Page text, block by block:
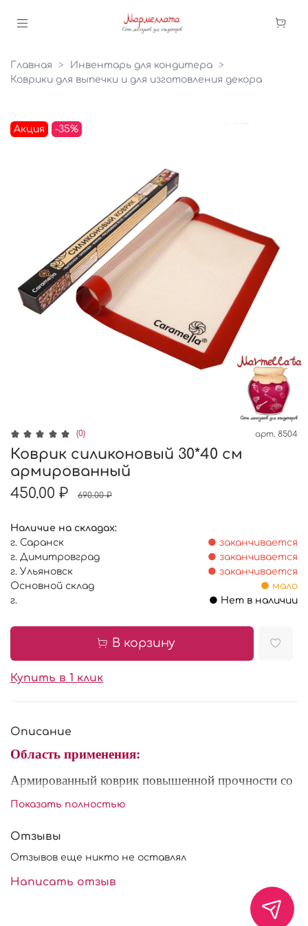
Главная
Инвентарь для кондитера
Коврики для выпечки и для изготовления декора
Акция -35%
(0) арт. 8504
Коврик силиконовый 30*40 см
армированный
450.00 ₽
690.00 ₽
Наличие на складах:
г. Саранск
● заканчивается
г. Димитровград
● заканчивается
г. Ульяновск
● заканчивается
Основной склад
● мало
г.
● Нет в наличии
В корзину
Купить в 1 клик
Описание
Область применения:
Армированный коврик повышенной прочности со
стекловолокном для профессионального
легко отходят после выпечки без использования
Характеристики:
Показать полностью
Отзывы
Отзывов еще никто не оставлял
Написать отзыв